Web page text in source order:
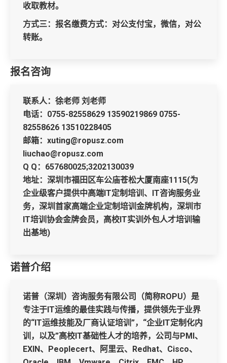
收取教材。
方式三：报名缴费方式：对公支付宝，微信，对公
转账。
报名咨询
联系人：徐老师 刘老师
电话：0755-82558629 13590219869 0755-
82558626 13510228405
邮箱：xuting@ropusz.com
liuchao@ropusz.com
Q Q：657680025;3202130039
地址：深圳市福田区车公庙苍松大厦南座1115(为
企业级客户提供中高端IT定制培训、IT咨询服务业
务，深圳首家高端企业定制培训金牌机构，深圳市
IT培训协会金牌会员，高校IT实训外包人才培训输
出基地)
诺普介绍
诺普（深圳）咨询服务有限公司（简称ROPU）是
专注于IT运维的最佳实践与传播，提供领先于业界
的“IT运维技能及厂商认证培训”，“企业IT定制化内
训，以及”高校IT基础性人才的培养，公司与PMI、
EXIN、Peoplecert、阿里云、Redhat、Cisco、